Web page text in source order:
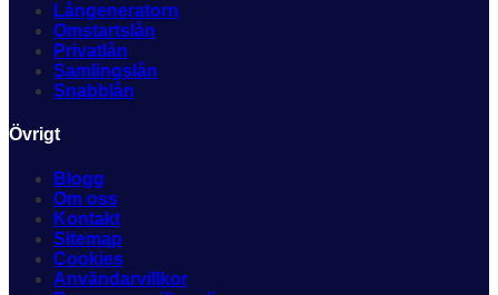
Långeneratorn
Omstartslån
Privatlån
Samlingslån
Snabblån
Övrigt
Blogg
Om oss
Kontakt
Sitemap
Cookies
Användarvillkor